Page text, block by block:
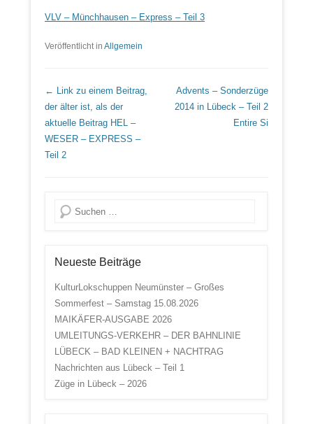
VLV – Münchhausen – Express – Teil 3
Veröffentlicht in Allgemein
Beitrags Übersicht
← Link zu einem Beitrag,
der älter ist, als der
aktuelle Beitrag HEL –
WESER – EXPRESS –
Teil 2
Advents – Sonderzüge
2014 in Lübeck – Teil 2
Entire Si
Suche
Neueste Beiträge
KulturLokschuppen Neumünster – Großes
Sommerfest – Samstag 15.08.2026
MAIKÄFER-AUSGABE 2026
UMLEITUNGS-VERKEHR – DER BAHNLINIE
LÜBECK – BAD KLEINEN + NACHTRAG
Nachrichten aus Lübeck – Teil 1
Züge in Lübeck – 2026